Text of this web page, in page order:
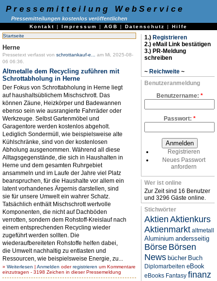
Pressemitteilung WebService
Pressemitteilungen kostenlos veröffentlichen
Kontakt | Impressum | AGB | Datenschutz | Hilfe
Startseite
Herne
Pressetext verfasst von schrottankauf-e...
am Mi, 2025-08-
06 06:36.
Altmetalle dem Recycling zuführen mit
Schrottabholung in Herne
Der Fokus von Schrottabholung in Herne liegt
auf haushaltsüblichem Mischschrott. Das
können Zäune, Heizkörper und Badewannen
ebenso sein wie ausrangierte Fahrräder oder
Werkzeuge. Selbst Gartenmöbel und
Garagentore werden kostenlos abgeholt.
Lediglich Sondermüll, wie beispielsweise alte
Kühlschränke, sind von der kostenlosen
Abholung ausgenommen. Während all diese
Alltagsgegenstände, die sich in Haushalten in
Herne und dem gesamten Ruhrgebiet
ansammeln und im Laufe der Jahre viel Platz
beanspruchen, für die Haushalte vor allem ein
latent vorhandenes Ärgernis darstellen, sind
sie für unsere Umwelt ein wahrer Schatz.
Tatsächlich enthält Mischschrott wertvolle
Komponenten, die nicht auf Dachböden
verrotten, sondern dem Rohstoff-Kreislauf nach
einem entsprechenden Recycling wieder
zugeführt werden sollten. Die
wiederaufbereiteten Rohstoffe helfen dabei,
die Umwelt nachhaltig zu entlasten und
Ressourcen, wie beispielsweise Energie, zu...
» Weiterlesen | Anmelden oderregistrieren um Kommentare
einzutragen - 3198 Zeichen in dieser Pressemeldung
1.) Registrieren
2.) eMail Link bestätigen
3.) PR-Meldung
schreiben
~ Reichweite ~
Benutzeranmeldung
Benutzername: *
Passwort: *
Registrieren
Neues Passwort
anfordern
Wer ist online
Zur Zeit sind 16 Benutzer
und 3296 Gäste online.
Stichwörter
Aktien Aktienkurs
Aktienmarkt altmetall
Aluminium andersseitig
Börse Börsen
News bücher Buch
Diplomarbeiten eBook
eBooks Fantasy finanz